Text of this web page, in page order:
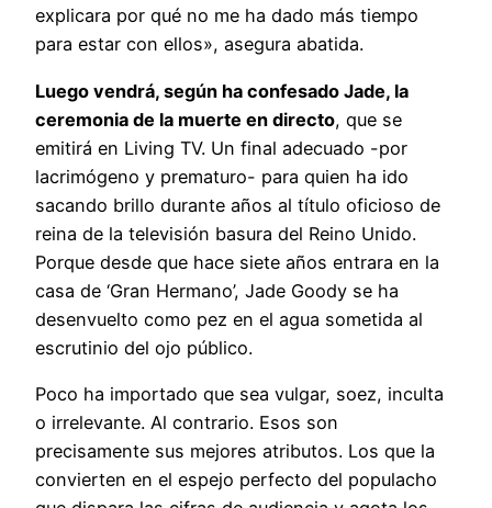
explicara por qué no me ha dado más tiempo
para estar con ellos», asegura abatida.
Luego vendrá, según ha confesado Jade, la
ceremonia de la muerte en directo, que se
emitirá en Living TV. Un final adecuado -por
lacrimógeno y prematuro- para quien ha ido
sacando brillo durante años al título oficioso de
reina de la televisión basura del Reino Unido.
Porque desde que hace siete años entrara en la
casa de ‘Gran Hermano’, Jade Goody se ha
desenvuelto como pez en el agua sometida al
escrutinio del ojo público.
Poco ha importado que sea vulgar, soez, inculta
o irrelevante. Al contrario. Esos son
precisamente sus mejores atributos. Los que la
convierten en el espejo perfecto del populacho